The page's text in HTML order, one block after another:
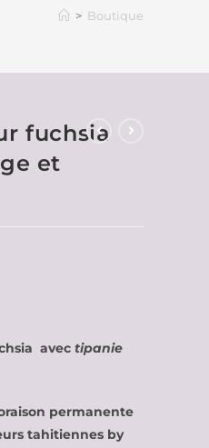
> Boutique
fuchsia
et
avec tipanie
permanente
tahitiennes by